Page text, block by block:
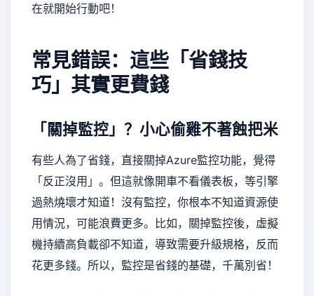
在就開始行動吧！
常見錯誤：這些「省錢技
巧」其實更費錢
「關掉監控」？小心偷雞不著蝕把米
有些人為了省錢，直接關掉Azure監控功能，覺得
「反正沒用」。但這就像開車不看儀表板，等引擎
過熱燒壞才知道！沒有監控，你根本不知道資源使
用情況，可能浪費更多。比如，關掉監控後，虛擬
機持續高負載卻不知道，導致需要升級規格，反而
花更多錢。所以，監控是省錢的基礎，千萬別省！